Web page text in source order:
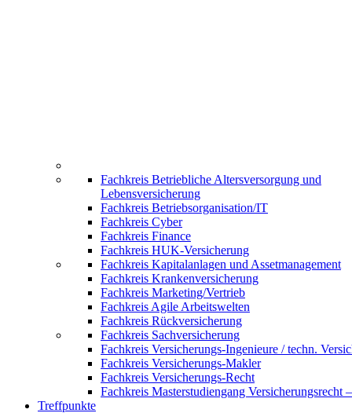
Fachkreis Betriebliche Altersversorgung und
Lebensversicherung
Fachkreis Betriebsorganisation/IT
Fachkreis Cyber
Fachkreis Finance
Fachkreis HUK-Versicherung
Fachkreis Kapitalanlagen und Assetmanagement
Fachkreis Krankenversicherung
Fachkreis Marketing/Vertrieb
Fachkreis Agile Arbeitswelten
Fachkreis Rückversicherung
Fachkreis Sachversicherung
Fachkreis Versicherungs-Ingenieure / techn.
Fachkreis Versicherungs-Makler
Fachkreis Versicherungs-Recht
Fachkreis Masterstudiengang Versicherungsrecht
Treffpunkte